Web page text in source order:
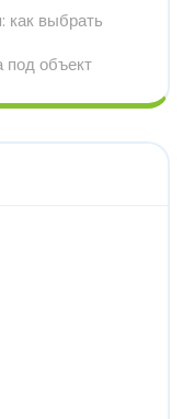
как выбрать
под объект